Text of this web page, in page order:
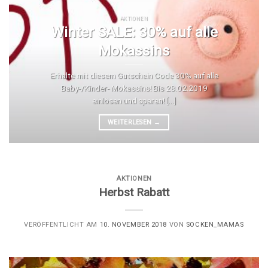
AKTIONEN
Winter SALE: 30% auf alle
Mokassins
Erhalte mit diesem Gutschein Code 30% auf alle
Baby-/Kinder- Mokassins! Bis 28.02.2019
einlösen und sparen! [...]
WEITERLESEN →
AKTIONEN
Herbst Rabatt
VERÖFFENTLICHT AM 10. NOVEMBER 2018 VON SOCKEN_MAMAS